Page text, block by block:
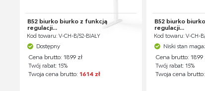
B52 biurko biurko z funkcją
regulacji...
Kod towaru: V-CH-B/52-BIAŁY
Dostępny
Cena brutto: 1899 zł
Twój rabat: 15%
Twoja cena brutto:1614 zł
B52 biurko
regulacji...
Kod towaru: V-CH-
Niski stan
Cena brutto: 1899
Twój rabat: 15%
Twoja cena